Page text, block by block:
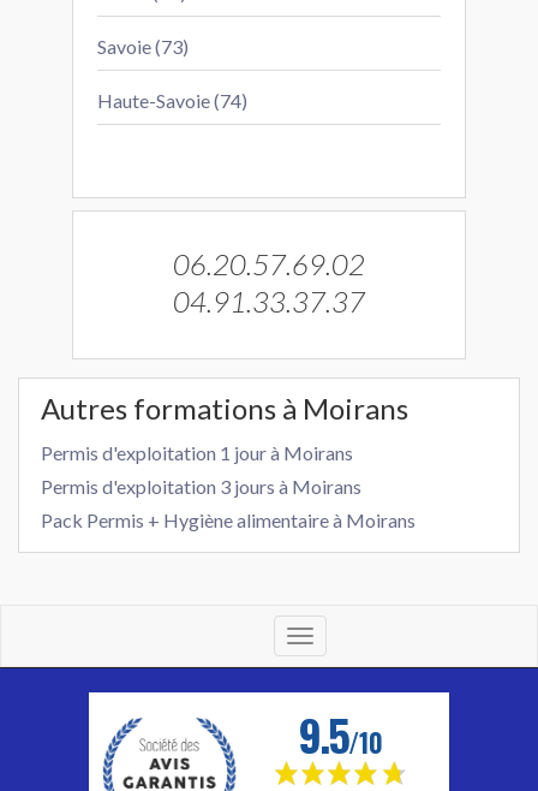
Savoie (73)
Haute-Savoie (74)
06.20.57.69.02
04.91.33.37.37
Autres formations à Moirans
Permis d'exploitation 1 jour à Moirans
Permis d'exploitation 3 jours à Moirans
Pack Permis + Hygiène alimentaire à Moirans
Toggle
navigation